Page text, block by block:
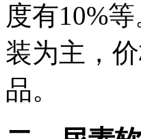
度有10%
装为主，
品。